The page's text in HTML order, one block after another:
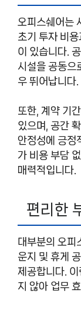
오피스쉐어는
초기 투자 비
이 있습니다.
시설을 공동으
우 뛰어납니다.
또한, 계약 기
있으며, 공간
안정성에 긍정
가 비용 부담
매력적입니다.
편리한
대부분의 오피
운지 및 휴게
제공합니다.
지 않아 업무